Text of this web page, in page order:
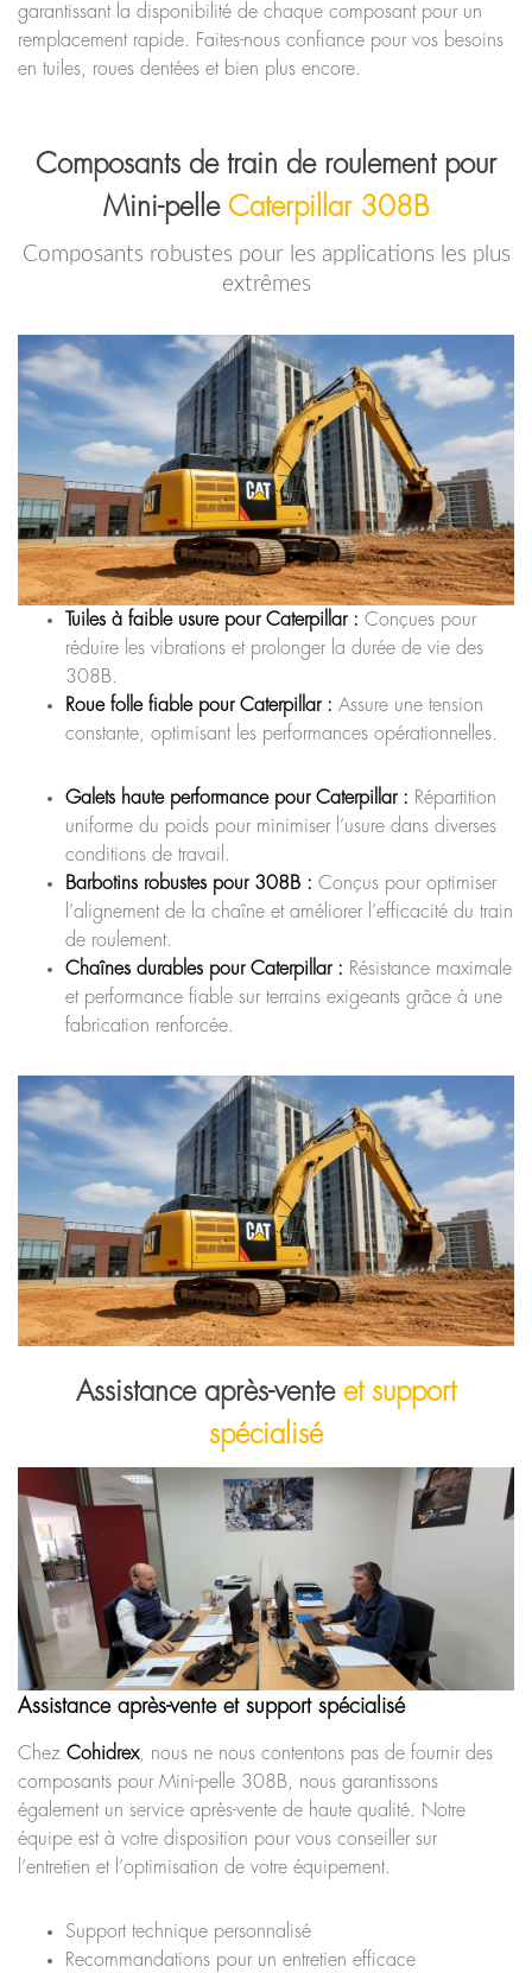
garantissant la disponibilité de chaque composant pour un
remplacement rapide. Faites-nous confiance pour vos besoins
en tuiles, roues dentées et bien plus encore.
Composants de train de roulement pour
Mini-pelle Caterpillar 308B
Composants robustes pour les applications les plus
extrêmes
Tuiles à faible usure pour Caterpillar : Conçues pour
réduire les vibrations et prolonger la durée de vie des
308B.
Roue folle fiable pour Caterpillar : Assure une tension
constante, optimisant les performances opérationnelles.
Galets haute performance pour Caterpillar : Répartition
uniforme du poids pour minimiser l’usure dans diverses
conditions de travail.
Barbotins robustes pour 308B : Conçus pour optimiser
l’alignement de la chaîne et améliorer l’efficacité du train
de roulement.
Chaînes durables pour Caterpillar : Résistance maximale
et performance fiable sur terrains exigeants grâce à une
fabrication renforcée.
Assistance après-vente et support
spécialisé
Assistance après-vente et support spécialisé
Chez Cohidrex, nous ne nous contentons pas de fournir des
composants pour Mini-pelle 308B, nous garantissons
également un service après-vente de haute qualité. Notre
équipe est à votre disposition pour vous conseiller sur
l’entretien et l’optimisation de votre équipement.
Support technique personnalisé
Recommandations pour un entretien efficace